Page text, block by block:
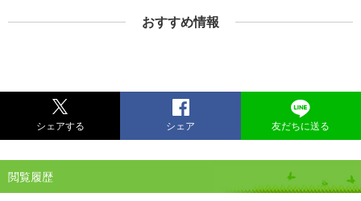
おすすめ情報
シェアする シェア 友だちに送る
閲覧履歴